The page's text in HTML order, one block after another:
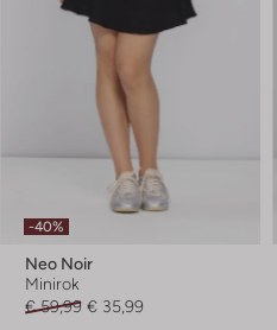
-40%
Neo Noir
Minirok
€ 59,99 € 35,99